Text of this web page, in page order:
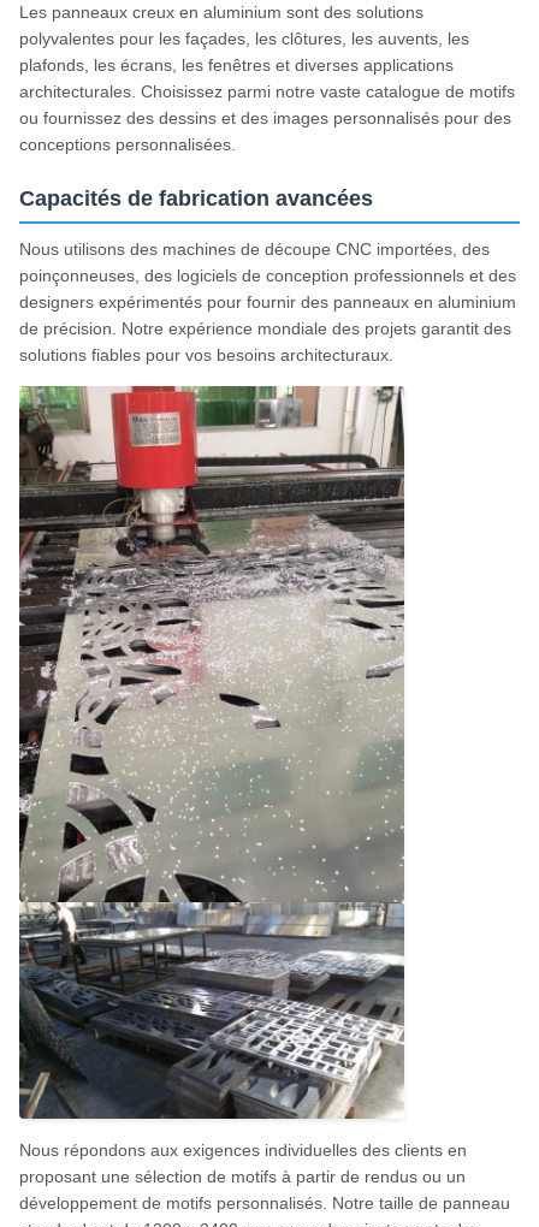
Les panneaux creux en aluminium sont des solutions
polyvalentes pour les façades, les clôtures, les auvents, les
plafonds, les écrans, les fenêtres et diverses applications
architecturales. Choisissez parmi notre vaste catalogue de motifs
ou fournissez des dessins et des images personnalisés pour des
conceptions personnalisées.
Capacités de fabrication avancées
Nous utilisons des machines de découpe CNC importées, des
poinçonneuses, des logiciels de conception professionnels et des
designers expérimentés pour fournir des panneaux en aluminium
de précision. Notre expérience mondiale des projets garantit des
solutions fiables pour vos besoins architecturaux.
Nous répondons aux exigences individuelles des clients en
proposant une sélection de motifs à partir de rendus ou un
développement de motifs personnalisés. Notre taille de panneau